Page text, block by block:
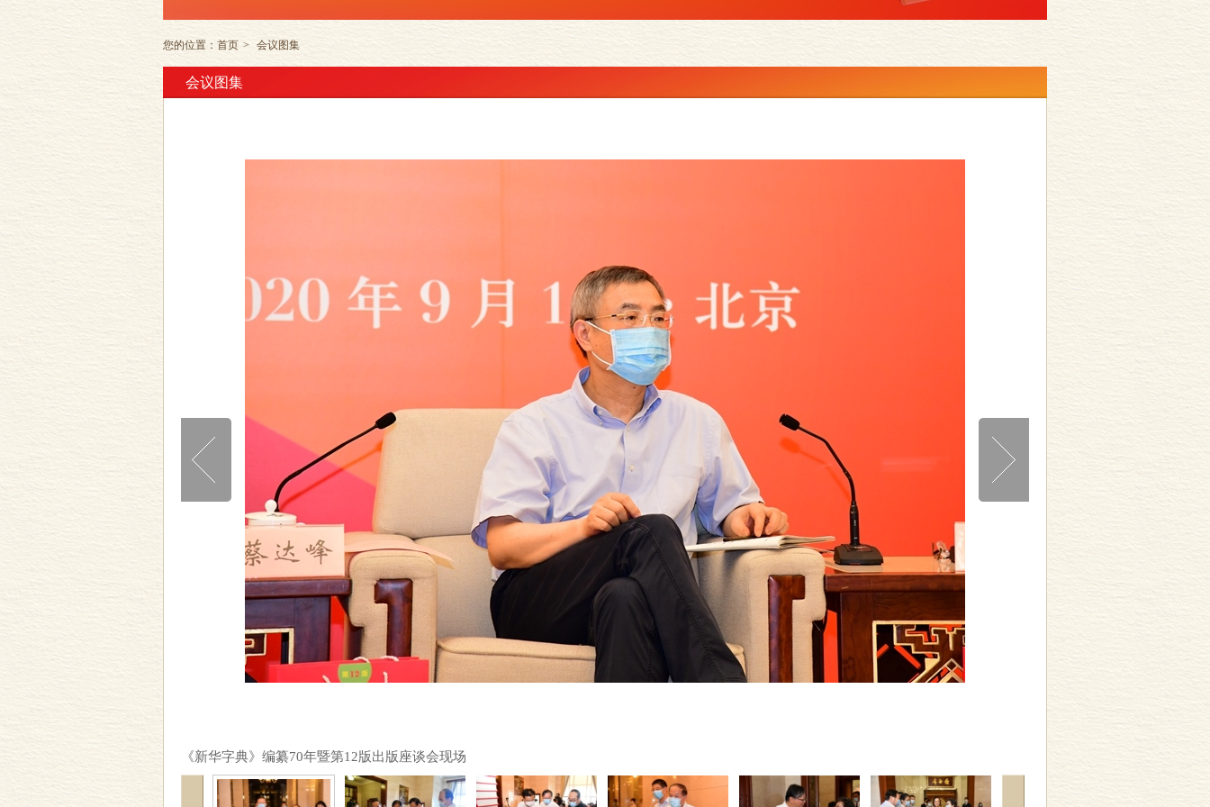
您的位置： 首页 > 会议图集
会议图集
《新华字典》编纂70年暨第12版出版座谈会现场